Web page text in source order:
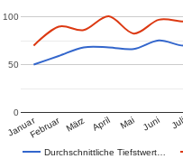
Durchschnittliche Tiefstwert…
JanuarFebruar März April Mai Juni
0
50
100